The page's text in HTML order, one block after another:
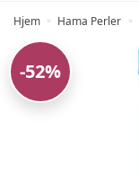
Hjem » Hama Perler »
-52%